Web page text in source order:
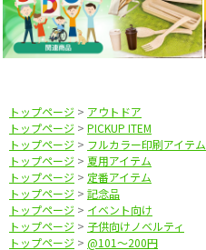
トップページ > アウトドア
トップページ > PICKUP ITEM
トップページ > フルカラー印刷アイテム
トップページ > 夏用アイテム
トップページ > 定番アイテム
トップページ > 記念品
トップページ > イベント向け
トップページ > 子供向けノベルティ
トップページ > @101〜200円